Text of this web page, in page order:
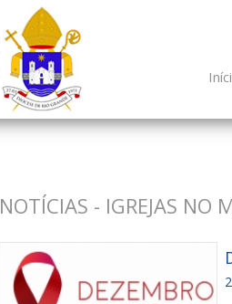
NOTÍCIAS - IGREJAS NO